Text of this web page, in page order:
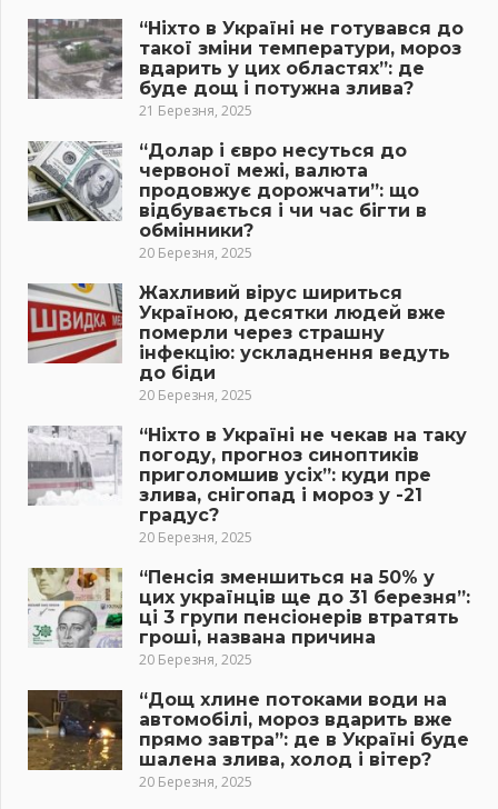
“Ніхто в Україні не готувався до
такої зміни температури, мороз
вдарить у цих областях”: де
буде дощ і потужна злива?
21 Березня, 2025
“Долар і євро несуться до
червоної межі, валюта
продовжує дорожчати”: що
відбувається і чи час бігти в
обмінники?
20 Березня, 2025
Жахливий вірус шириться
Україною, десятки людей вже
померли через страшну
інфекцію: ускладнення ведуть
до біди
20 Березня, 2025
“Ніхто в Україні не чекав на таку
погоду, прогноз синоптиків
приголомшив усіх”: куди пре
злива, снігопад і мороз у -21
градус?
20 Березня, 2025
“Пенсія зменшиться на 50% у
цих українців ще до 31 березня”:
ці 3 групи пенсіонерів втратять
гроші, названа причина
20 Березня, 2025
“Дощ хлине потоками води на
автомобілі, мороз вдарить вже
прямо завтра”: де в Україні буде
шалена злива, холод і вітер?
20 Березня, 2025